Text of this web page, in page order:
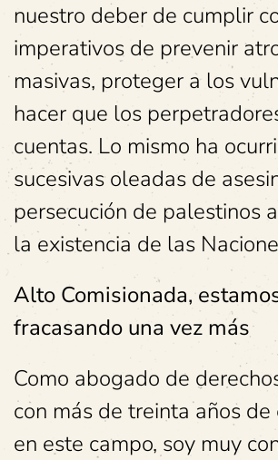
nuestro deber de cumplir
imperativos de prevenir
masivas, proteger a los
hacer que los
cuentas. Lo mismo ha
sucesivas oleadas de
persecución de palestinos
la existencia de las
Alto Comisionada,
fracasando una vez más
Como abogado de
con más de treinta años de
en este campo, soy muy